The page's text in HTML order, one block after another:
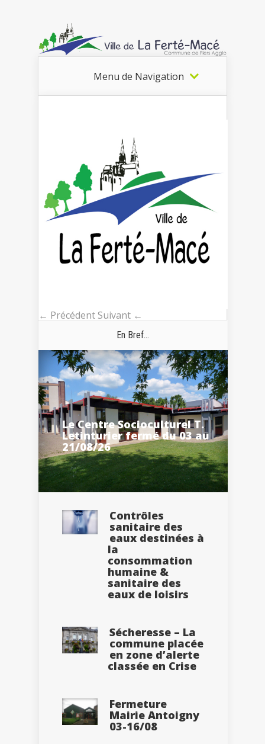
Menu de Navigation
← Précédent Suivant ←
En Bref...
Le Centre Socioculturel T.
Letinturier fermé du 03 au
21/08/26
Contrôles
sanitaire des
eaux destinées à
la
consommation
humaine &
sanitaire des
eaux de loisirs
Sécheresse – La
commune placée
en zone d’alerte
classée en Crise
Fermeture
Mairie Antoigny
03-16/08